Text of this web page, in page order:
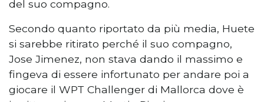
del suo compagno.
Secondo quanto riportato da più media, Huete
si sarebbe ritirato perché il suo compagno,
Jose Jimenez, non stava dando il massimo e
fingeva di essere infortunato per andare poi a
giocare il WPT Challenger di Mallorca dove è